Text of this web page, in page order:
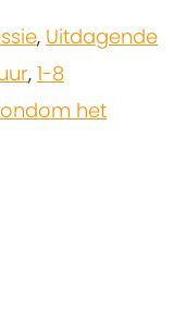
, Uitdagende
, 1-8
het